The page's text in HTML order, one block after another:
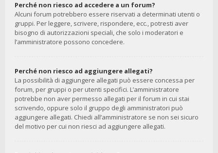
Perché non riesco ad accedere a un forum?
Alcuni forum potrebbero essere riservati a determinati utenti o
gruppi. Per leggere, scrivere, rispondere, ecc., potresti aver
bisogno di autorizzazioni speciali, che solo i moderatori e
l’amministratore possono concedere.
Perché non riesco ad aggiungere allegati?
La possibilità di aggiungere allegati può essere concessa per
forum, per gruppi o per utenti specifici. L’amministratore
potrebbe non aver permesso allegati per il forum in cui stai
scrivendo, oppure solo il gruppo degli amministratori può
aggiungere allegati. Chiedi all’amministratore se non sei sicuro
del motivo per cui non riesci ad aggiungere allegati.